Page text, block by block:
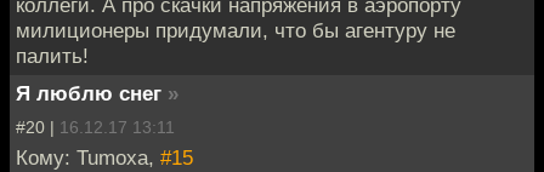
коллеги. А про скачки напряжения в аэропорту
милиционеры придумали, что бы агентуру не
палить!
Я люблю снег »
#20 | 16.12.17 13:11
Кому: Tumoxa, #15